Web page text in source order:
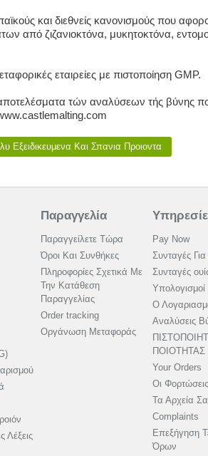
και διεθνείς κανονισμούς που
από ζιζανιοκτόνα, μυκητοκτόνα,
εταιρείες με πιστοποίηση GMP.
τών αναλύσεων τής βύνης
Εξειδικευμενα Και Σπανια Προιοντα
Λέξεις
Παραγγελία
Παραγγείλετε Τώρα
Όροι Και Συνθήκες
Πληροφορίες Σχετικά Με
Την Κατάθεση
Παραγγελίας
Order tracking
Οργάνωση Μεταφοράς
Pay Now
Συνταγές
Συνταγές
Υπολογισμοί
Ο
Αναλύσεις
ΠΟΙΟΤΗΤΑΣ
Your Orders
Οι
Τα Αρχεία
Complaints
Επεξήγηση
Όρων